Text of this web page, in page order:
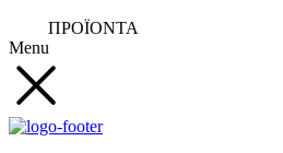
ΠΡΟΪΟΝΤΑ
Menu